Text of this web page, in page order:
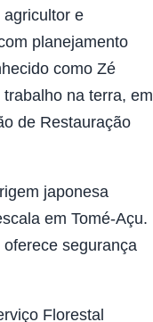
agricultor e
planejamento
como Zé
na terra, em
de Restauração
japonesa
em Tomé-Açu.
segurança
Florestal